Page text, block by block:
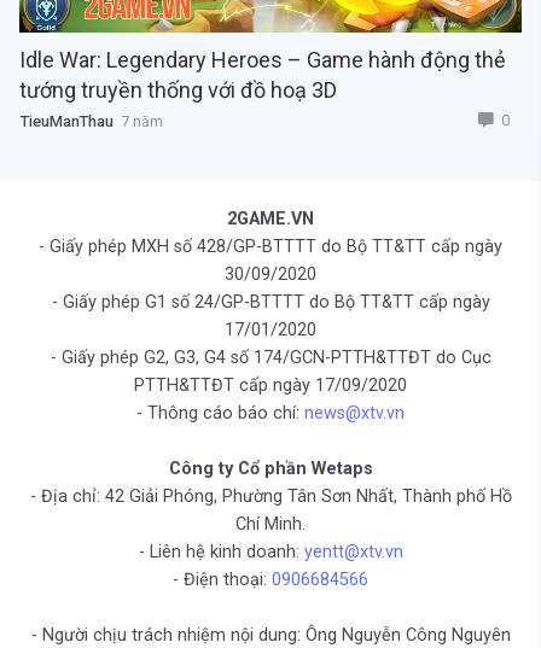
Idle War: Legendary Heroes – Game hành động thẻ
tướng truyền thống với đồ hoạ 3D
TieuManThau 7 năm 0
2GAME.VN
- Giấy phép MXH số 428/GP-BTTTT do Bộ TT&TT cấp ngày
30/09/2020
- Giấy phép G1 số 24/GP-BTTTT do Bộ TT&TT cấp ngày
17/01/2020
- Giấy phép G2, G3, G4 số 174/GCN-PTTH&TTĐT do Cục
PTTH&TTĐT cấp ngày 17/09/2020
- Thông cáo báo chí: news@xtv.vn
Công ty Cổ phần Wetaps
- Địa chỉ: 42 Giải Phóng, Phường Tân Sơn Nhất, Thành phố Hồ
Chí Minh.
- Liên hệ kinh doanh: yentt@xtv.vn
- Điện thoại: 0906684566
- Người chịu trách nhiệm nội dung: Ông Nguyễn Công Nguyên